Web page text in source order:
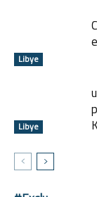
Libye
Libye